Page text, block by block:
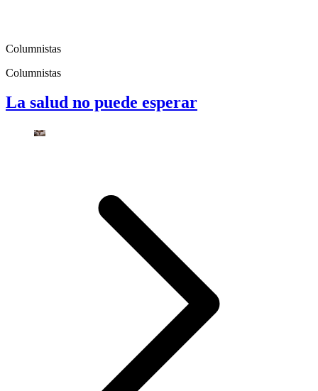
Columnistas
Columnistas
La salud no puede esperar